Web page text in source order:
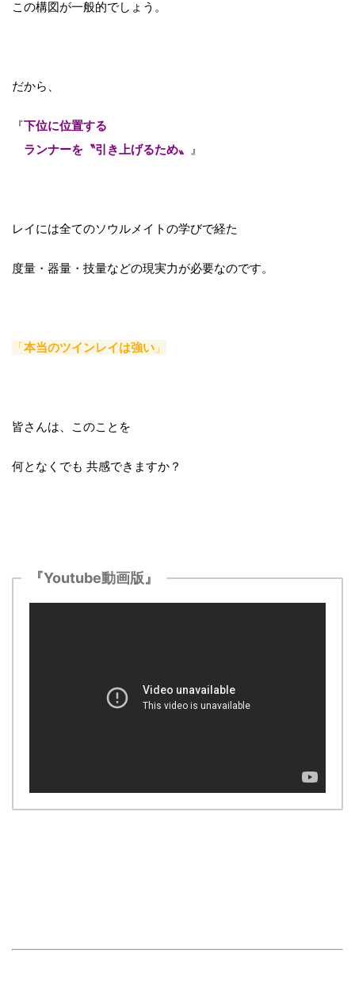
この構図が一般的でしょう。
だから、
『下位に位置する
ランナーを〝引き上げるため〟
』
レイには全てのソウルメイトの学びで経た
度量・器量・技量などの現実力が必要なのです。
「本当のツインレイは強い 」
皆さんは、このことを
何となくでも 共感できますか？
『Youtube動画版』